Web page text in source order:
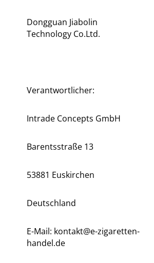
Dongguan Jiabolin
Technology Co.Ltd.
Verantwortlicher:
Intrade Concepts GmbH
Barentsstraße 13
53881 Euskirchen
Deutschland
E-Mail: kontakt@e-zigaretten-
handel.de